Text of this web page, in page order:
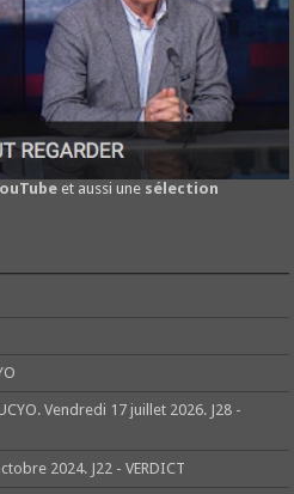
et aussi une sélection
Vendredi 17 juillet 2026. J28 -
2024. J22 - VERDICT